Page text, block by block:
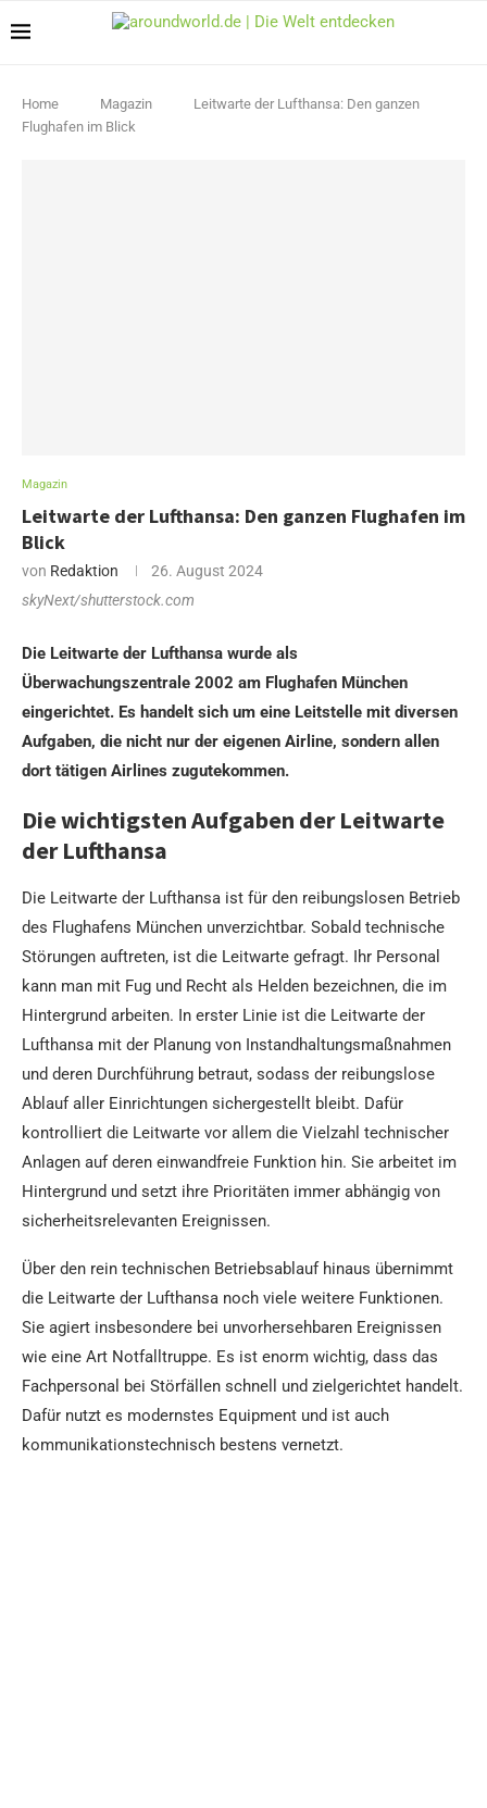
Home Magazin
Leitwarte der Lufthansa: Den ganzen
Flughafen im Blick
Magazin
Leitwarte der Lufthansa: Den ganzen Flughafen im
Blick
von Redaktion
26. August 2024
skyNext/shutterstock.com
Die Leitwarte der Lufthansa wurde als
Überwachungszentrale 2002 am Flughafen München
eingerichtet. Es handelt sich um eine Leitstelle mit diversen
Aufgaben, die nicht nur der eigenen Airline, sondern allen
dort tätigen Airlines zugutekommen.
Die wichtigsten Aufgaben der Leitwarte
der Lufthansa
Die Leitwarte der Lufthansa ist für den reibungslosen Betrieb
des Flughafens München unverzichtbar. Sobald technische
Störungen auftreten, ist die Leitwarte gefragt. Ihr Personal
kann man mit Fug und Recht als Helden bezeichnen, die im
Hintergrund arbeiten. In erster Linie ist die Leitwarte der
Lufthansa mit der Planung von Instandhaltungsmaßnahmen
und deren Durchführung betraut, sodass der reibungslose
Ablauf aller Einrichtungen sichergestellt bleibt. Dafür
kontrolliert die Leitwarte vor allem die Vielzahl technischer
Anlagen auf deren einwandfreie Funktion hin. Sie arbeitet im
Hintergrund und setzt ihre Prioritäten immer abhängig von
sicherheitsrelevanten Ereignissen.
Über den rein technischen Betriebsablauf hinaus übernimmt
die Leitwarte der Lufthansa noch viele weitere Funktionen.
Sie agiert insbesondere bei unvorhersehbaren Ereignissen
wie eine Art Notfalltruppe. Es ist enorm wichtig, dass das
Fachpersonal bei Störfällen schnell und zielgerichtet handelt.
Dafür nutzt es modernstes Equipment und ist auch
kommunikationstechnisch bestens vernetzt.